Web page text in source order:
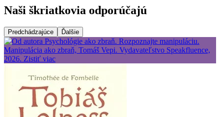
Naši škriatkovia odporúčajú
Predchádzajúce Ďalšie